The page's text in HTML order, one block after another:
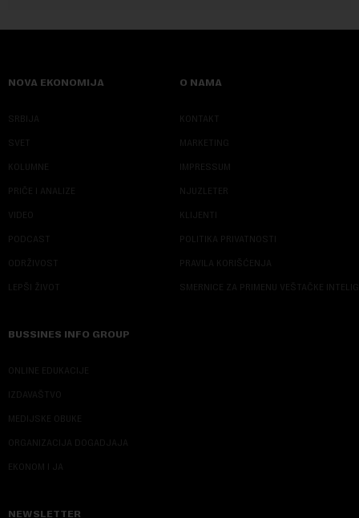
NOVA EKONOMIJA
SRBIJA
SVET
KOLUMNE
PRIČE I ANALIZE
VIDEO
PODCAST
ODRŽIVOST
LEPŠI ŽIVOT
O NAMA
KONTAKT
MARKETING
IMPRESSUM
NJUZLETER
KLIJENTI
POLITIKA PRIVATNOSTI
PRAVILA KORIŠĆENJA
SMERNICE ZA PRIMENU VEŠTAČKE
BUSSINES INFO GROUP
ONLINE EDUKACIJE
IZDAVAŠTVO
MEDIJSKE OBUKE
ORGANIZACIJA DOGADJAJA
EKONOM I JA
NEWSLETTER